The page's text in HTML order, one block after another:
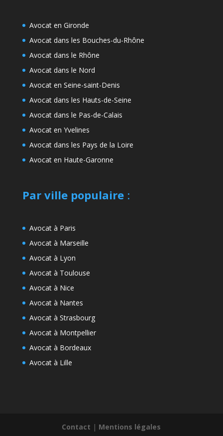
Avocat en Gironde
Avocat dans les Bouches-du-Rhône
Avocat dans le Rhône
Avocat dans le Nord
Avocat en Seine-saint-Denis
Avocat dans les Hauts-de-Seine
Avocat dans le Pas-de-Calais
Avocat en Yvelines
Avocat dans les Pays de la Loire
Avocat en Haute-Garonne
Par ville populaire:
Avocat à Paris
Avocat à Marseille
Avocat à Lyon
Avocat à Toulouse
Avocat à Nice
Avocat à Nantes
Avocat à Strasbourg
Avocat à Montpellier
Avocat à Bordeaux
Avocat à Lille
Contact | Mentions légales